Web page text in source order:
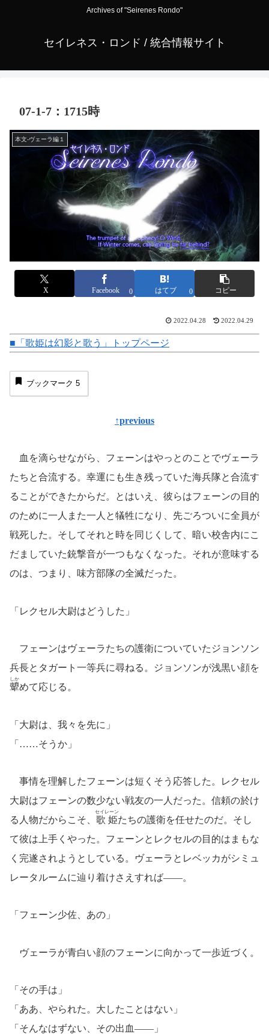
Archives of "Seirenes Rondo"
セイレネス・ロンド / 統合情報サイト
07-1-7：1715時
本文-ヴェーラ編１
X Facebook 0 はてブ 0 コピー
2022.04.28 2022.04.29
■「歌姫は幻影と歌う」トップページ
ブックマーク 5
↑previous
血を滴らせながら、フェーンはやっとのことでヴェーラ
たちと合流する。幸運にも生き残っていた海兵隊と合流す
ることができたからだ。とはいえ、彼らはフェーンの目的
のために一人また一人と犠牲になり、先ごろついに全員が
戦死した。そしてそれと時を同じくして、暗い校舎内にこ
だましていた銃撃音が一つもなくなった。それが意味する
のは、つまり、味方部隊の全滅だった。
「レクセル大尉はどうした」
フェーンはヴェーラたちの護衛についていたジョンソン
兵長とタガート一等兵に尋ねる。ジョンソンが浅黒い顔を
顰
しか
めて応じる。
「大尉は、我々を先に」
「……そうか」
事情を理解したフェーンは短くそう応答した。レクセル
大尉はフェーンの数少ない戦友の一人だった。信頼の於け
る人物だからこそ、 歌姫
セイレーン
たちの護衛を任せたのだ。そし
て彼は上手くやった。フェーンとレクセルの目的はまもな
く完遂されようとしている。ヴェーラとレベッカがシミュ
レータルームに辿り着けさえすれば――。
「フェーン少佐、あの」
ヴェーラが青白い顔のフェーンに向かって一歩近づく。
「その手は」
「ああ、やられた。大したことはない」
「そんなはずない、その出血――」